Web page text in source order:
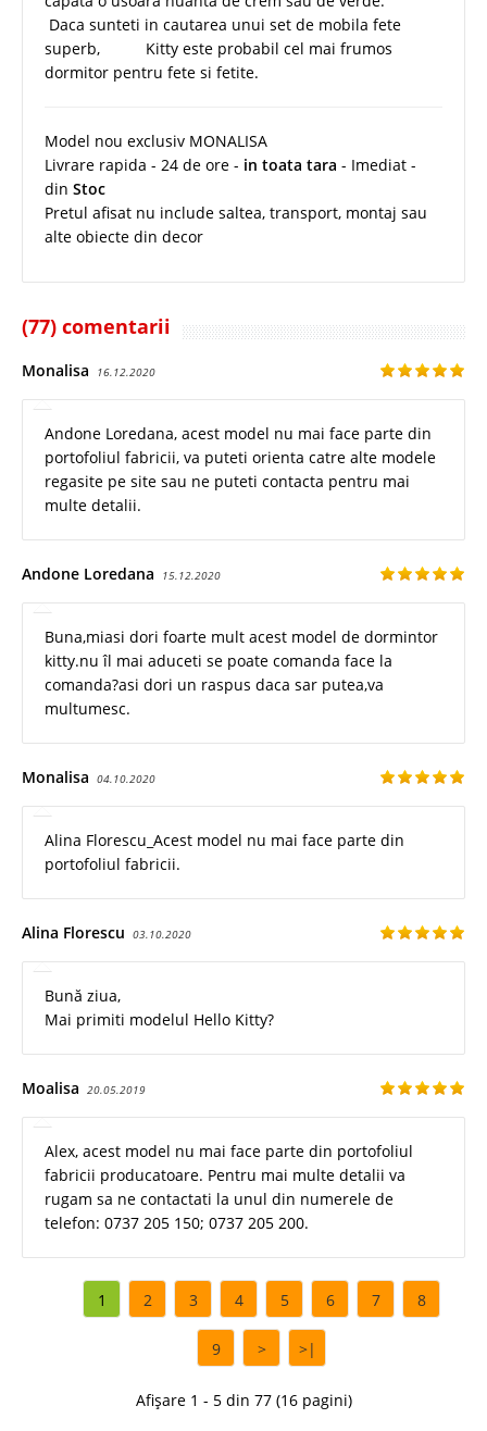
Daca sunteti in cautarea unui set de mobila fete
superb,
Kitty este probabil cel mai frumos
dormitor pentru fete si fetite.
Model nou exclusiv MONALISA
Livrare rapida - 24 de ore - in toata tara - Imediat -
din Stoc
Pretul afisat nu include saltea, transport, montaj sau
alte obiecte din decor
(77) comentarii
Monalisa 16.12.2020
Andone Loredana, acest model nu mai face parte din
portofoliul fabricii, va puteti orienta catre alte modele
regasite pe site sau ne puteti contacta pentru mai
multe detalii.
Andone Loredana 15.12.2020
Buna,miasi dori foarte mult acest model de dormintor
kitty.nu îl mai aduceti se poate comanda face la
comanda?asi dori un raspus daca sar putea,va
multumesc.
Monalisa 04.10.2020
Alina Florescu_Acest model nu mai face parte din
portofoliul fabricii.
Alina Florescu 03.10.2020
Bună ziua,
Mai primiti modelul Hello Kitty?
Moalisa 20.05.2019
Alex, acest model nu mai face parte din portofoliul
fabricii producatoare. Pentru mai multe detalii va
rugam sa ne contactati la unul din numerele de
telefon: 0737 205 150; 0737 205 200.
1 2 3 4 5 6 7 8
9 > >|
Afișare 1 - 5 din 77 (16 pagini)